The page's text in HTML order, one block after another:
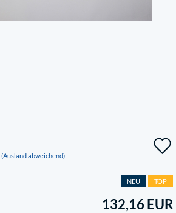
(Ausland abweichend)
NEU TOP
132,16 EUR